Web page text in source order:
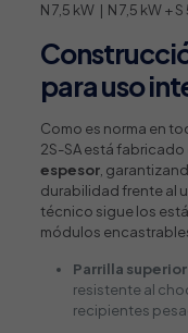
N 7,5 kW | N 7,5 kW + S
para uso
Como es norma en
2S-SA está fabricado
espesor,
durabilidad frente al
técnico sigue los
módulos
Parrilla
resistente al
recipientes